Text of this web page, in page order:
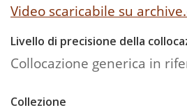
Video scaricabile su
Livello di precisione della
Collocazione generica in
Collezione